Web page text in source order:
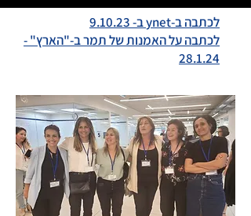
לכתבה ב-ynet ב-
לכתבה על האמנות של תמר ב-"הארץ" -
28.1.24